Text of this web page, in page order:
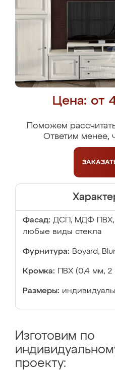
Цена: от
Поможем
Ответим менее,
Фасад: ДСП, МДФ ПВХ,
любые виды стекла
Фурнитура: Boyard,
Кромка: ПВХ (0,4 мм,
Размеры:
Изготовим по
проекту: